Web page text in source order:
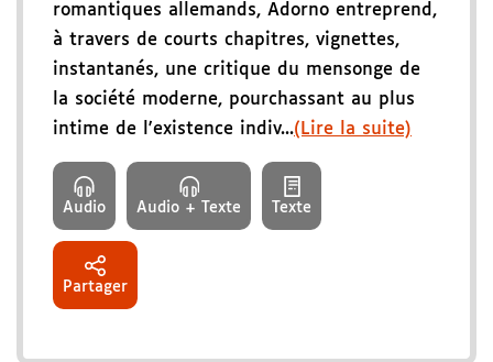
romantiques allemands, Adorno entreprend,
à travers de courts chapitres, vignettes,
instantanés, une critique du mensonge de
la société moderne, pourchassant au plus
intime de l'existence indiv...(Lire la suite)
Audio Audio + Texte Texte
Partager